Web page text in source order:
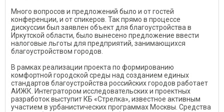
Много вопросов и предложений было и от гостей
конференции, и от спикеров. Так прямо в процессе
дискуссии был заявлен объект для благоустройства в
Иркутской области, было вынесено предложение ввести
налоговые льготы для предприятий, занимающихся
благоустройством городов.
В рамках реализации проекта по формированию
комфортной городской среды над созданием единых
стандартов благоустройства российских городов работает
АИЖК. Интегратором исследовательских и проектных
разработок выступит КБ «Стрелка», известное активным
участием в урбанистических программах Москвы. Средства